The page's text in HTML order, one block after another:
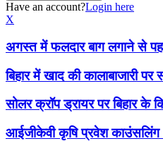
Have an account?Login here
X
अगस्त में फलदार बाग लगाने से
बिहार में खाद की कालाबाजारी
सोलर क्रॉप ड्रायर पर बिहार के
आईजीकेवी कृषि प्रवेश